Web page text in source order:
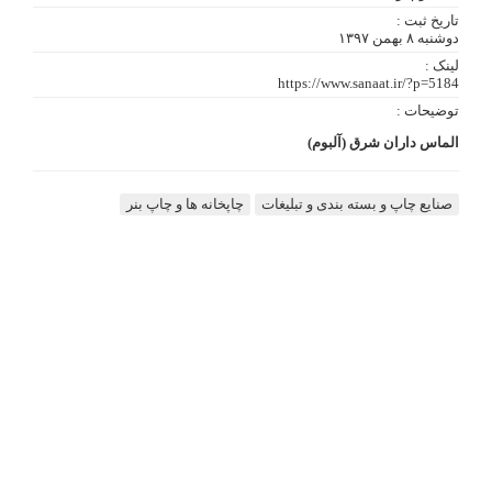
تاریخ ثبت :
دوشنبه ۸ بهمن ۱۳۹۷
لینک :
https://www.sanaat.ir/?p=5184
توضیحات :
الماس داران شرق (آلبوم)
صنایع چاپ و بسته بندی و تبلیغات چاپخانه ها و چاپ بنر